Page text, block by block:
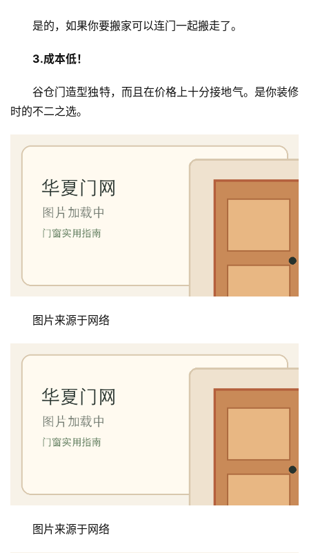
是的，如果你要搬家可以连门一起搬走了。
3.成本低！
谷仓门造型独特，而且在价格上十分接地气。是你装修
时的不二之选。
图片来源于网络
图片来源于网络